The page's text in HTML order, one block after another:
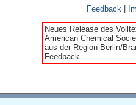
Feedback
Neues Release des
American Chemical
aus der Region Berlin/
Feedback.